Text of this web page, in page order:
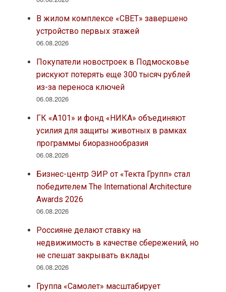
В жилом комплексе «СВЕТ» завершено
устройство первых этажей
06.08.2026
Покупатели новостроек в Подмосковье
рискуют потерять еще 300 тысяч рублей
из-за переноса ключей
06.08.2026
ГК «А101» и фонд «НИКА» объединяют
усилия для защиты животных в рамках
программы биоразнообразия
06.08.2026
Бизнес-центр ЭИР от «Текта Групп» стал
победителем The International Architecture
Awards 2026
06.08.2026
Россияне делают ставку на
недвижимость в качестве сбережений, но
не спешат закрывать вклады
06.08.2026
Группа «Самолет» масштабирует